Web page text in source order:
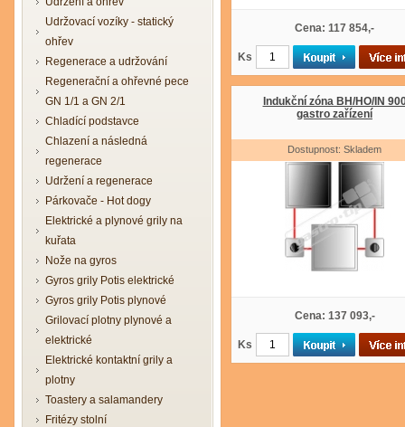
Udržovací vozíky - statický
ohřev
Regenerace a udržování
Regenerační a ohřevné pece
GN 1/1 a GN 2/1
Chladící podstavce
Chlazení a následná
regenerace
Udržení a regenerace
Párkovače - Hot dogy
Elektrické a plynové grily na
kuřata
Nože na gyros
Gyros grily Potis elektrické
Gyros grily Potis plynové
Grilovací plotny plynové a
elektrické
Elektrické kontaktní grily a
plotny
Toastery a salamandery
Fritézy stolní
Cena: 117 854,-
Ks
Indukční zóna BH/HO/IN
gastro zařízení
Dostupnost: Skladem
Cena: 137 093,-
Ks